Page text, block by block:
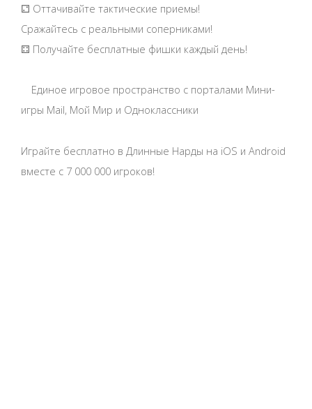
⚁ Оттачивайте тактические приемы!
Сражайтесь с реальными соперниками!
⚃ Получайте бесплатные фишки каждый день!
Единое игровое пространство с порталами Мини-
игры Mail, Мой Мир и Одноклассники
Играйте бесплатно в Длинные Нарды на iOS и Android
вместе с 7 000 000 игроков!